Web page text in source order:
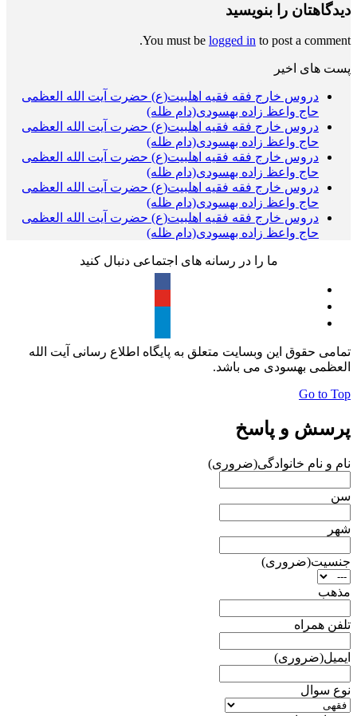
دیدگاهتان را بنویسید
You must be logged in to post a comment.
پست های اخیر
دروس خارج فقه فقیه اهلبیت(ع) حضرت آیت الله العظمی
حاج واعظ زاده بهسودی(دام ظله)
دروس خارج فقه فقیه اهلبیت(ع) حضرت آیت الله العظمی
حاج واعظ زاده بهسودی(دام ظله)
دروس خارج فقه فقیه اهلبیت(ع) حضرت آیت الله العظمی
حاج واعظ زاده بهسودی(دام ظله)
دروس خارج فقه فقیه اهلبیت(ع) حضرت آیت الله العظمی
حاج واعظ زاده بهسودی(دام ظله)
دروس خارج فقه فقیه اهلبیت(ع) حضرت آیت الله العظمی
حاج واعظ زاده بهسودی(دام ظله)
ما را در رسانه های اجتماعی دنبال کنید
تمامی حقوق این وبسایت متعلق به پایگاه اطلاع رسانی آیت الله
العظمی بهسودی می باشد.
Go to Top
پرسش و پاسخ
نام و نام خانوادگی(ضروری)
سن
شهر
جنسیت(ضروری)
مذهب
تلفن همراه
ایمیل(ضروری)
نوع سوال